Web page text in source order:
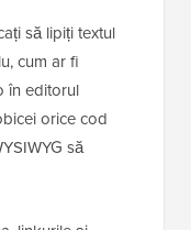
să lipiți textul
cum ar fi
în editorul
orice cod
să